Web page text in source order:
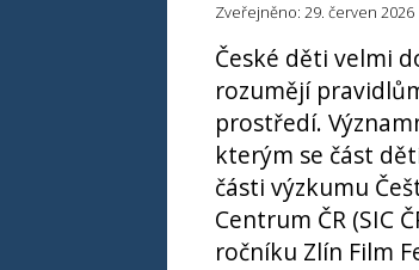
Zveřejněno: 29. červen 2026
České děti velmi
rozumějí
prostředí.
kterým se část
části výzkumu
Centrum ČR (SIC
ročníku Zlín Film